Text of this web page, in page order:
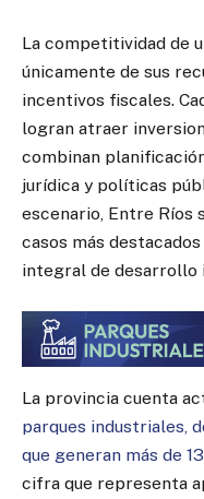
La competitividad de
únicamente de sus
incentivos fiscales.
logran atraer
combinan
jurídica y políticas
escenario, Entre Ríos
casos más
integral de desarrollo
La provincia cuenta
parques industriales,
que generan más de
cifra que representa